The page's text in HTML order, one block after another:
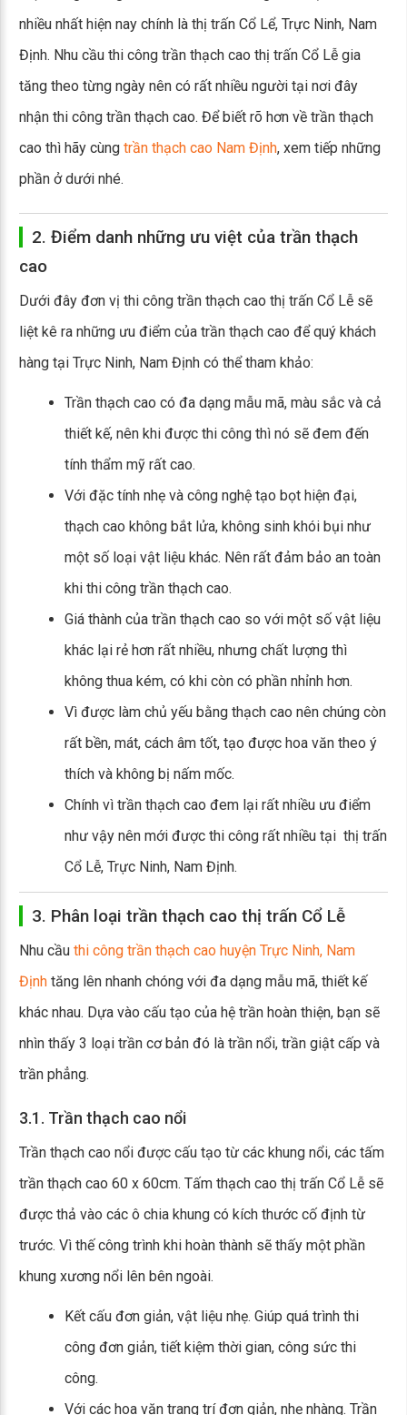
nhiều nhất hiện nay chính là thị trấn Cổ Lể, Trực Ninh, Nam
Định. Nhu cầu thi công trần thạch cao thị trấn Cổ Lễ gia
tăng theo từng ngày nên có rất nhiều người tại nơi đây
nhận thi công trần thạch cao. Để biết rõ hơn về trần thạch
cao thì hãy cùng trần thạch cao Nam Định, xem tiếp những
phần ở dưới nhé.
2. Điểm danh những ưu việt của trần thạch
cao
Dưới đây đơn vị thi công trần thạch cao thị trấn Cổ Lễ sẽ
liệt kê ra những ưu điểm của trần thạch cao để quý khách
hàng tại Trực Ninh, Nam Định có thể tham khảo:
Trần thạch cao có đa dạng mẫu mã, màu sắc và cả
thiết kế, nên khi được thi công thì nó sẽ đem đến
tính thẩm mỹ rất cao.
Với đặc tính nhẹ và công nghệ tạo bọt hiện đại,
thạch cao không bắt lửa, không sinh khói bụi như
một số loại vật liệu khác. Nên rất đảm bảo an toàn
khi thi công trần thạch cao.
Giá thành của trần thạch cao so với một số vật liệu
khác lại rẻ hơn rất nhiều, nhưng chất lượng thì
không thua kém, có khi còn có phần nhỉnh hơn.
Vì được làm chủ yếu bằng thạch cao nên chúng còn
rất bền, mát, cách âm tốt, tạo được hoa văn theo ý
thích và không bị nấm mốc.
Chính vì trần thạch cao đem lại rất nhiều ưu điểm
như vậy nên mới được thi công rất nhiều tại thị trấn
Cổ Lễ, Trực Ninh, Nam Định.
3. Phân loại trần thạch cao thị trấn Cổ Lễ
Nhu cầu thi công trần thạch cao huyện Trực Ninh, Nam
Định tăng lên nhanh chóng với đa dạng mẫu mã, thiết kế
khác nhau. Dựa vào cấu tạo của hệ trần hoàn thiện, bạn sẽ
nhìn thấy 3 loại trần cơ bản đó là trần nổi, trần giật cấp và
trần phẳng.
3.1. Trần thạch cao nổi
Trần thạch cao nổi được cấu tạo từ các khung nổi, các tấm
trần thạch cao 60 x 60cm. Tấm thạch cao thị trấn Cổ Lễ sẽ
được thả vào các ô chia khung có kích thước cố định từ
trước. Vì thế công trình khi hoàn thành sẽ thấy một phần
khung xương nổi lên bên ngoài.
Kết cấu đơn giản, vật liệu nhẹ. Giúp quá trình thi
công đơn giản, tiết kiệm thời gian, công sức thi
công.
Với các hoa văn trang trí đơn giản, nhẹ nhàng. Trần